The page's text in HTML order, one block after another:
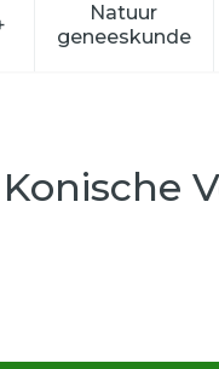
categorie
en
voor
Natuur
geneeskunde
Toon